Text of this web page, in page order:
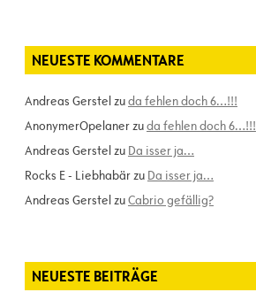
NEUESTE KOMMENTARE
Andreas Gerstel zuda fehlen doch 6…!!!
AnonymerOpelanerzuda fehlen doch 6…!!!
Andreas Gerstel zu Da isser ja…
Rocks E - Liebhabärzu Da isser ja…
Andreas Gerstel zuCabrio gefällig?
NEUESTE BEITRÄGE